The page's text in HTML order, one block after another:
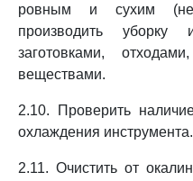
ровным и сухим
производить
заготовками,
веществами.
2.10. Проверить
охлаждения инструмента.
2.11. Очистить от